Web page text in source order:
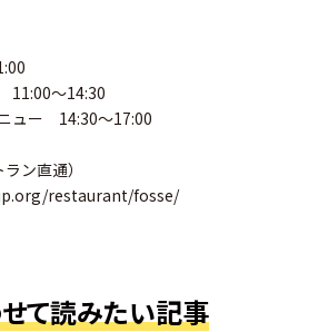
11:00〜14:30
ュー 14:30〜17:00
ン直通）
restaurant/fosse/
て読みたい記事